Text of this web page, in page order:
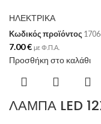
ΗΛΕΚΤΡΙΚΑ
Κωδικός προϊόντος
7.00€ με Φ.Π.Α.
Προσθήκη στο καλάθι
ΛΑΜΠΑ LED